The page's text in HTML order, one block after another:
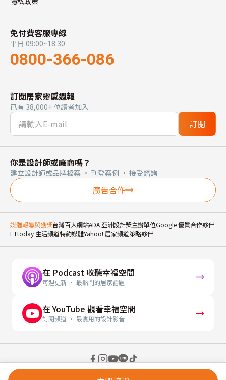
免付費客服專線
平日 09:00~18:30
0800-366-086
訂閱居家靈感週報
已有 38,000+ 位讀者加入
訂閱
你是設計師或廠商嗎？
建立設計師或品牌檔案 · 刊登案例 · 接受諮詢
廣告合作
媒體報導與獲獎台灣百大網站ADA 亞洲設計獎主辦單位Google 優質合作夥伴
ETtoday 生活頻道特約媒體Yahoo! 居家頻道策略夥伴
在 Podcast 收聽幸福空間
每週更新 · 最熱門的居家話題
在 YouTube 觀看幸福空間
訂閱頻道 · 最實用的設計影音
© 2026 幸福空間 Gorgeous Space Co., Ltd.